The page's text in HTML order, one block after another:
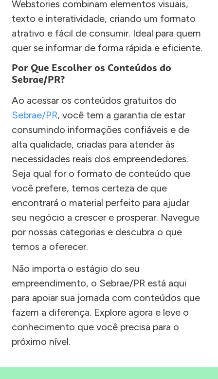
Webstories combinam elementos visuais,
texto e interatividade, criando um formato
atrativo e fácil de consumir. Ideal para quem
quer se informar de forma rápida e eficiente.
Por Que Escolher os Conteúdos do
Sebrae/PR?
Ao acessar os conteúdos gratuitos do
Sebrae/PR, você tem a garantia de estar
consumindo informações confiáveis e de
alta qualidade, criadas para atender às
necessidades reais dos empreendedores.
Seja qual for o formato de conteúdo que
você prefere, temos certeza de que
encontrará o material perfeito para ajudar
seu negócio a crescer e prosperar. Navegue
por nossas categorias e descubra o que
temos a oferecer.
Não importa o estágio do seu
empreendimento, o Sebrae/PR está aqui
para apoiar sua jornada com conteúdos que
fazem a diferença. Explore agora e leve o
conhecimento que você precisa para o
próximo nível.